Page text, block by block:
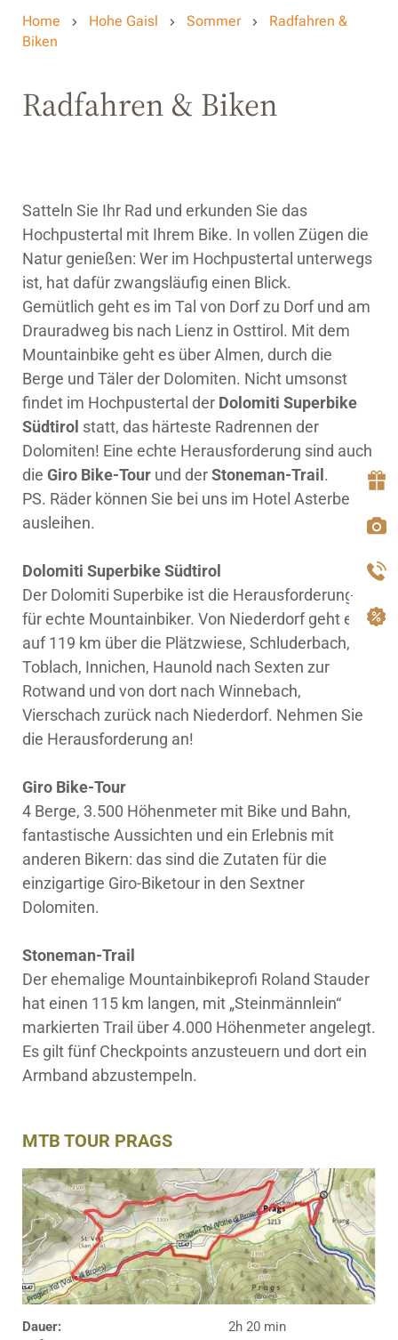
Home Hohe Gaisl Sommer
Radfahren &
Biken
Radfahren & Biken
Satteln Sie Ihr Rad und erkunden Sie das
Hochpustertal mit Ihrem Bike. In vollen Zügen die
Natur genießen: Wer im Hochpustertal unterwegs
ist, hat dafür zwangsläufig einen Blick.
Gemütlich geht es im Tal von Dorf zu Dorf und am
Drauradweg bis nach Lienz in Osttirol. Mit dem
Mountainbike geht es über Almen, durch die
Berge und Täler der Dolomiten. Nicht umsonst
findet im Hochpustertal der Dolomiti Superbike
Südtirol statt, das härteste Radrennen der
Dolomiten! Eine echte Herausforderung sind auch
die Giro Bike-Tour und derStoneman-Trail.
PS. Räder können Sie bei uns im Hotel Asterbel
ausleihen.
Dolomiti Superbike Südtirol
Der Dolomiti Superbike ist die Herausforderung
für echte Mountainbiker. Von Niederdorf geht es
auf 119 km über die Plätzwiese, Schluderbach,
Toblach, Innichen, Haunold nach Sexten zur
Rotwand und von dort nach Winnebach,
Vierschach zurück nach Niederdorf. Nehmen Sie
die Herausforderung an!
Giro Bike-Tour
4 Berge, 3.500 Höhenmeter mit Bike und Bahn,
fantastische Aussichten und ein Erlebnis mit
anderen Bikern: das sind die Zutaten für die
einzigartige Giro-Biketour in den Sextner
Dolomiten.
Stoneman-Trail
Der ehemalige Mountainbikeprofi Roland Stauder
hat einen 115 km langen, mit „Steinmännlein“
markierten Trail über 4.000 Höhenmeter angelegt.
Es gilt fünf Checkpoints anzusteuern und dort ein
Armband abzustempeln.
MTB TOUR PRAGS
Dauer:
2h 20 min